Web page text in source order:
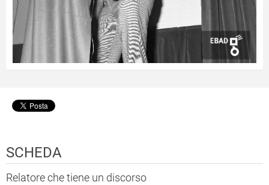
SCHEDA
Relatore che tiene un discorso